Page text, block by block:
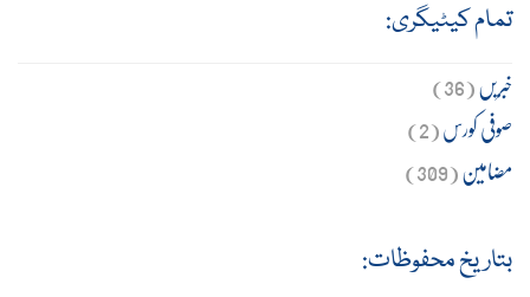
تمام کیٹیگری:
خبریں(36)
صوفی کورس(2)
مضامین(309)
بتاریخ محفوظات: